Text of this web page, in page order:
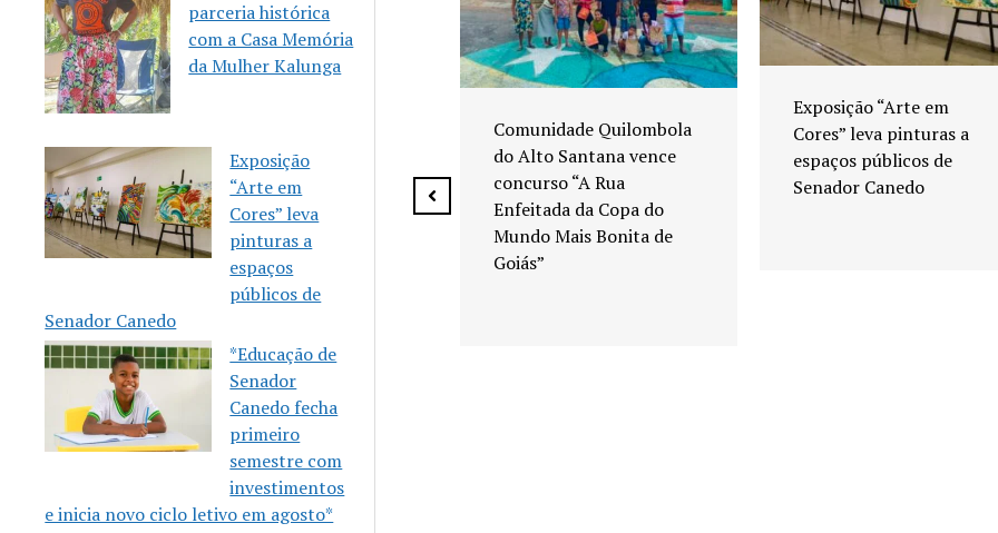
parceria histórica
com a Casa Memória
da Mulher Kalunga
Exposição
“Arte em
Cores” leva
pinturas a
espaços
públicos de
Senador Canedo
*Educação de
Senador
Canedo fecha
primeiro
semestre com
investimentos
e inicia novo ciclo letivo em agosto*
Casa
de Karatê
Comunidade Quilombola
do Alto Santana vence
concurso “A Rua
Enfeitada da Copa do
Mundo Mais Bonita de
Goiás”
Exposição “Arte em
Cores” leva pinturas a
espaços públicos de
Senador Canedo